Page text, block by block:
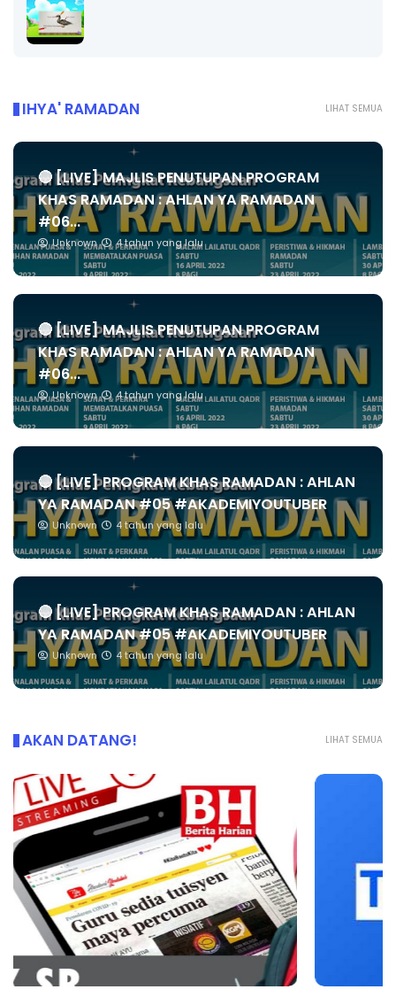
LIHAT SEMUA
IHYA' RAMADAN
🔴 [LIVE] MAJLIS PENUTUPAN PROGRAM
KHAS RAMADAN : AHLAN YA RAMADAN
#06...
Unknown 4 tahun yang lalu
🔴 [LIVE] MAJLIS PENUTUPAN PROGRAM
KHAS RAMADAN : AHLAN YA RAMADAN
#06...
Unknown 4 tahun yang lalu
🔴 [LIVE] PROGRAM KHAS RAMADAN : AHLAN
YA RAMADAN #05 #AKADEMIYOUTUBER
Unknown 4 tahun yang lalu
🔴 [LIVE] PROGRAM KHAS RAMADAN : AHLAN
YA RAMADAN #05 #AKADEMIYOUTUBER
Unknown 4 tahun yang lalu
LIHAT SEMUA
AKAN DATANG!